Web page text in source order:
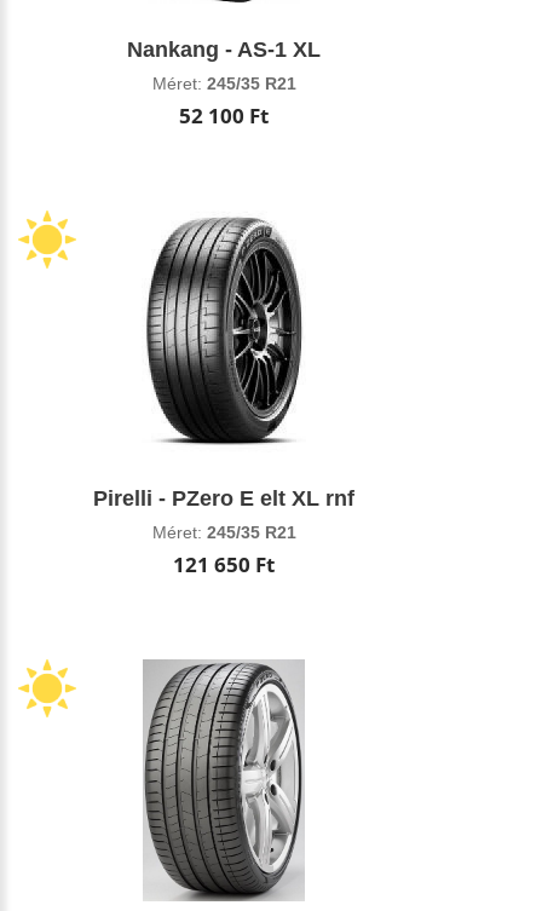
Nankang - AS-1 XL
Méret: 245/35 R21
52 100 Ft
Pirelli - PZero E elt XL rnf
Méret: 245/35 R21
121 650 Ft